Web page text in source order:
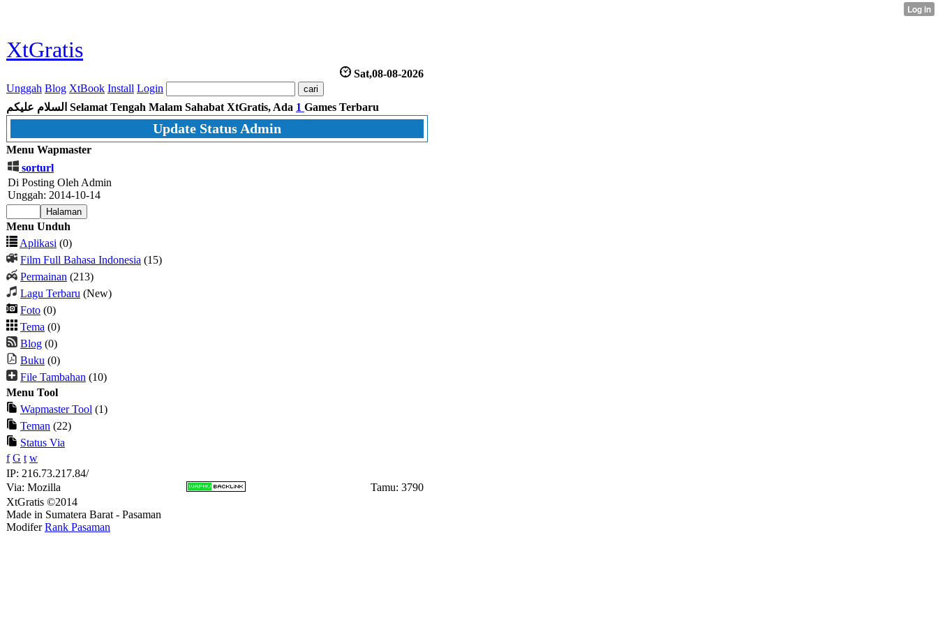
XtGratis
Sat,08-08-2026
Unggah Blog XtBook Install Login
Selamat Tengah Malam Sahabat XtGratis, Ada 1 Games Terbaru
Update Status Admin
Menu Wapmaster
sorturl
Di Posting Oleh Admin
Unggah: 2014-10-14
Menu Unduh
Aplikasi (0)
Film Full Bahasa Indonesia (15)
Permainan (213)
Lagu Terbaru (New)
Foto (0)
Tema (0)
Blog (0)
Buku (0)
File Tambahan (10)
Menu Tool
Wapmaster Tool (1)
Teman (22)
Status Via
f G t w
IP: 216.73.217.84/
Via: Mozilla
Tamu: 3790
XtGratis ©2014
Made in Sumatera Barat - Pasaman
ModiferRank Pasaman